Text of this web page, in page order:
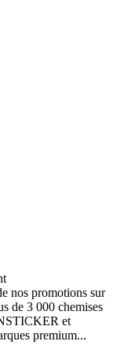
nos promotions sur
de 3 000 chemises
et
premium...